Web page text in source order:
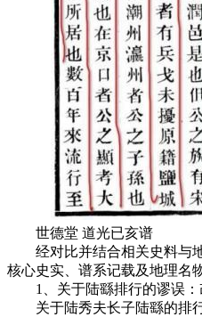
世德堂 道光已亥谱
经对比并结合相关史料与
核心史实、谱系记载及地理名
1、关于陆繇排行的谬误
关于陆秀夫长子陆繇的排